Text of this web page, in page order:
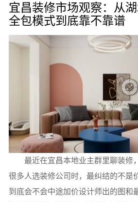
宜昌装修市场观察：从
全包模式到底靠不靠谱
最近在宜昌本地业主群里聊装
很多人选装修公司时，最纠结的不是
到底会不会中途加价设计师出的图和